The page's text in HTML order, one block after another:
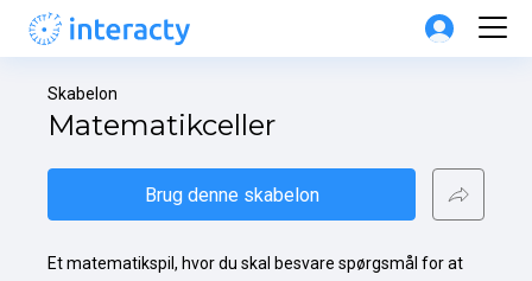
Skabelon
Matematikceller
Brug denne skabelon
Et matematikspil, hvor du skal besvare spørgsmål for at